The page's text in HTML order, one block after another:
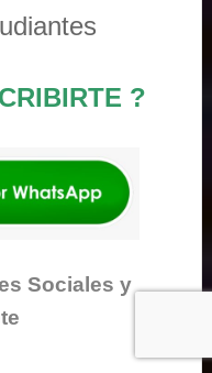
?
Sociales y